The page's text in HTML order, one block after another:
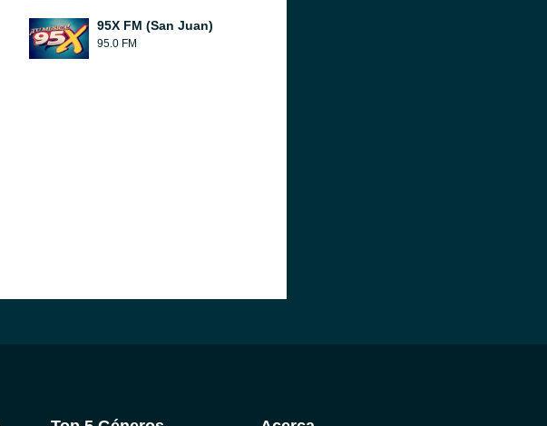
95X FM (San Juan)
95.0 FM